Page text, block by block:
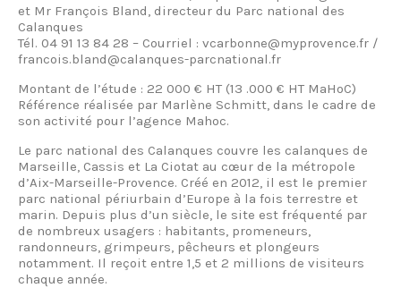
et Mr François Bland, directeur du Parc national des
Calanques
Tél. 04 91 13 84 28 – Courriel : vcarbonne@myprovence.fr /
francois.bland@calanques-parcnational.fr
Montant de l’étude : 22 000 € HT (13 .000 € HT MaHoC)
Référence réalisée par Marlène Schmitt, dans le cadre de
son activité pour l’agence Mahoc.
Le parc national des Calanques couvre les calanques de
Marseille, Cassis et La Ciotat au cœur de la métropole
d’Aix-Marseille-Provence. Créé en 2012, il est le premier
parc national périurbain d’Europe à la fois terrestre et
marin. Depuis plus d’un siècle, le site est fréquenté par
de nombreux usagers : habitants, promeneurs,
randonneurs, grimpeurs, pêcheurs et plongeurs
notamment. Il reçoit entre 1,5 et 2 millions de visiteurs
chaque année.